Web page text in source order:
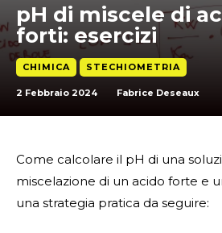
pH di miscele di
forti: esercizi
CHIMICA STECHIOMETRIA
2 Febbraio 2024 Fabrice Deseaux
Come calcolare il pH di una
miscelazione di un acido forte e
una strategia pratica da seguire: